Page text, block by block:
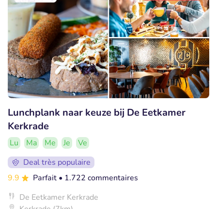
Lunchplank naar keuze bij De Eetkamer
Kerkrade
Lu Ma Me Je
Ve
Deal très populaire
9.9
Parfait • 1.722 commentaires
De Eetkamer Kerkrade